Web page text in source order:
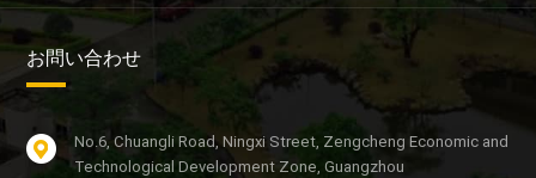
お問い合わせ
No.6, Chuangli Road, Ningxi Street, Zengcheng Economic and
Technological Development Zone, Guangzhou